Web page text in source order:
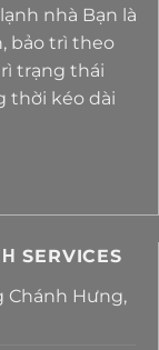
nhà Bạn là
bảo trì theo
trạng thái
thời kéo dài
SERVICES
Chánh Hưng,